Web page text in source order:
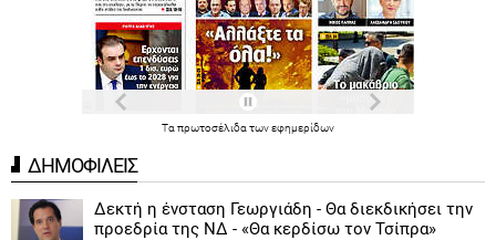
Τα πρωτοσέλιδα τωνεφημερίδων
ΔΗΜΟΦΙΛΕΙΣ
Δεκτή η ένσταση Γεωργιάδη - Θα διεκδικήσει την
προεδρία της ΝΔ - «Θα κερδίσω τον Τσίπρα»